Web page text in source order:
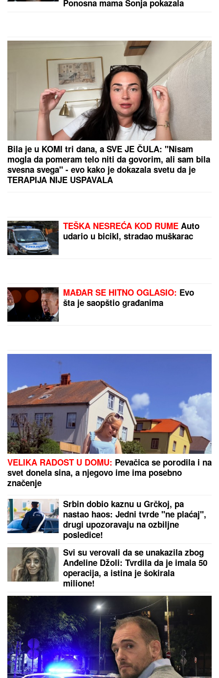
"DEVOJKA JE RADNICA U NJEGOVOJ FIRMI, PRAVI
BUREKE" Jovana Jeremić neće više da ćuti,
progovorila o Draganu Stankoviću i veridbi:
"Poklanjam mu titulu bivšeg dečka JJ"
U Severnoj Koreji ULOŠCI SU
ZABRANJENI, a žene tokom
LUKASOVA NAJMLAĐA ĆERKA
VIKTORIJA JE BAŠ PORASLA!
Bila je u KOMI tri dana, a SVE JE ČULA: "Nisam
mogla da pomeram telo niti da govorim, ali sam bila
svesna svega" - evo kako je dokazala svetu da je
TERAPIJA NIJE USPAVALA
TEŠKA NESREĆA KOD RUMEAuto
udario u bicikl, stradao muškarac
MAĐAR SE HITNO OGLASIO:
šta je saopštio građanima